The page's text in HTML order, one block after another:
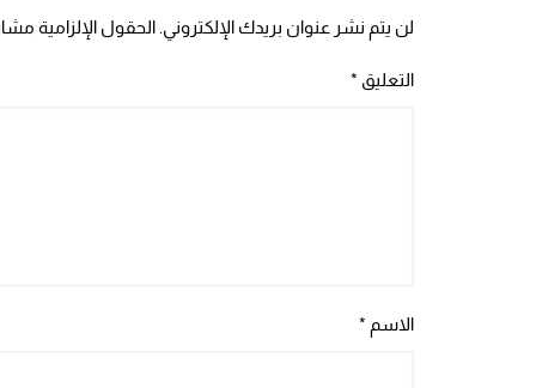
لن يتم نشر عنوان بريدك الإلكتروني. الحقول الإلزامية مشار
التعليق *
الاسم *